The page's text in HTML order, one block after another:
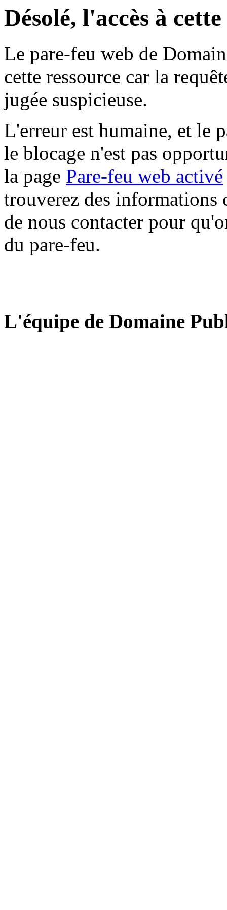
Désolé, l'accès à
Le pare-feu web de
cette ressource car la
jugée suspicieuse.
L'erreur est humaine, et le
le blocage n'est pas
la page Pare-feu web activé
trouverez des informations
de nous contacter pour
du pare-feu.
L'équipe de Domaine